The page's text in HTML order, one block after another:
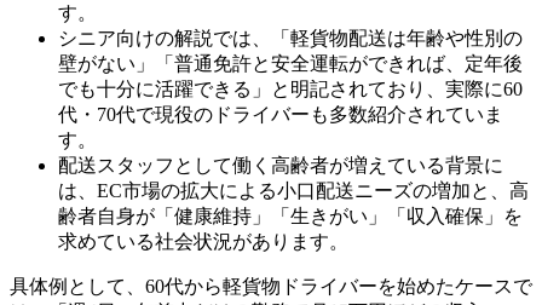
す。
シニア向けの解説では、「軽貨物配送は年齢や性別の
壁がない」「普通免許と安全運転ができれば、定年後
でも十分に活躍できる」と明記されており、実際に60
代・70代で現役のドライバーも多数紹介されていま
す。
配送スタッフとして働く高齢者が増えている背景に
は、EC市場の拡大による小口配送ニーズの増加と、高
齢者自身が「健康維持」「生きがい」「収入確保」を
求めている社会状況があります。
具体例として、60代から軽貨物ドライバーを始めたケースで